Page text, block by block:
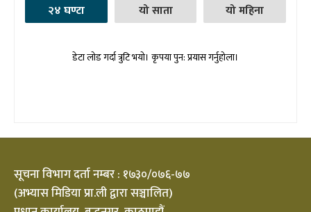
२४ घण्टा यो साता यो महिना
डेटा लोड गर्दा त्रुटि भयो। कृपया पुन: प्रयास गर्नुहोला।
सूचना विभाग दर्ता नम्बर : १७३०/०७६-७७
(अभ्यास मिडिया प्रा.ली द्वारा सञ्चालित)